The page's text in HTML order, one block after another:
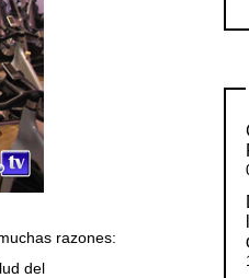
razones:
del